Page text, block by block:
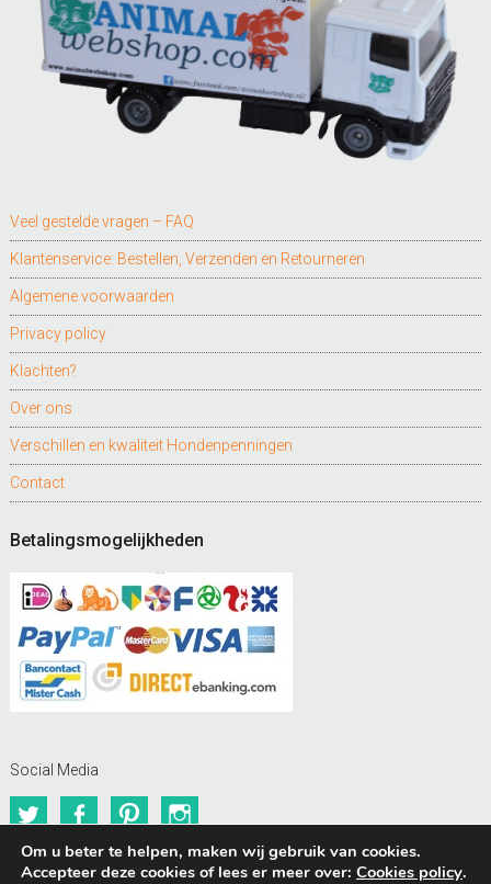
Veel gestelde vragen – FAQ
Klantenservice: Bestellen, Verzenden en Retourneren
Algemene voorwaarden
Privacy policy
Klachten?
Over ons
Verschillen en kwaliteit Hondenpenningen
Contact
Betalingsmogelijkheden
Social Media
TwitterFacebookPinterest
Om u beter te helpen, maken wij gebruik van cookies.
Accepteer deze cookies of lees er meer over: Cookies policy.